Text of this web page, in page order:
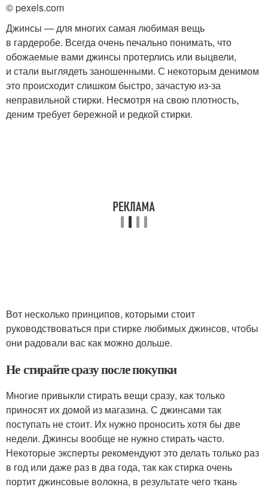
© pexels.com
Джинсы — для многих самая любимая вещь
в гардеробе. Всегда очень печально понимать, что
обожаемые вами джинсы протерлись или выцвели,
и стали выглядеть заношенными. С некоторым денимом
это происходит слишком быстро, зачастую из-за
неправильной стирки. Несмотря на свою плотность,
деним требует бережной и редкой стирки.
Вот несколько принципов, которыми стоит
руководствоваться при стирке любимых джинсов, чтобы
они радовали вас как можно дольше.
Не стирайте сразу после покупки
Многие привыкли стирать вещи сразу, как только
приносят их домой из магазина. С джинсами так
поступать не стоит. Их нужно проносить хотя бы две
недели. Джинсы вообще не нужно стирать часто.
Некоторые эксперты рекомендуют это делать только раз
в год или даже раз в два года, так как стирка очень
портит джинсовые волокна, в результате чего ткань